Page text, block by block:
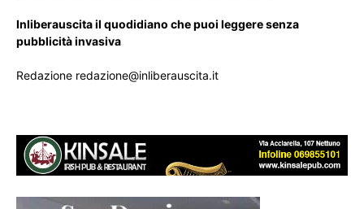
Inliberauscita il quodidiano che puoi leggere senza
pubblicità invasiva
Redazione redazione@inliberauscita.it